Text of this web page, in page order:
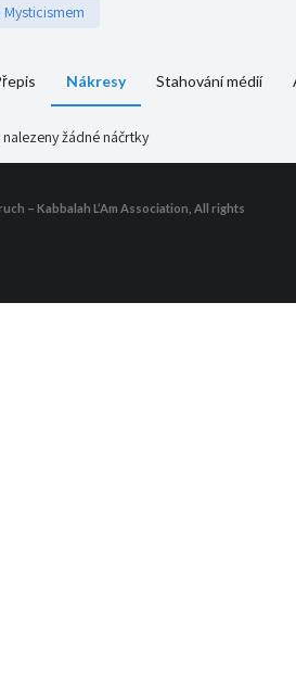
Nákresy Stahování médií
nalezeny žádné náčrtky
– Kabbalah L’Am Association, All rights